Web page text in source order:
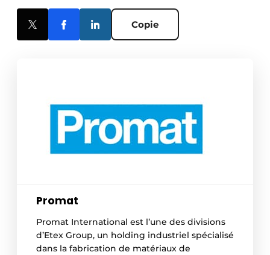
Copie
Promat
Promat International est l’une des divisions
d’Etex Group, un holding industriel spécialisé
dans la fabrication de matériaux de